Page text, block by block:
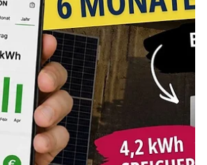
mit
SolarVault 3
3 Pro im Praxistest: 2,52 kWh
Tracker, SmartMeter, Backup-
bis 45 kWh. Ehrliches Fazit.